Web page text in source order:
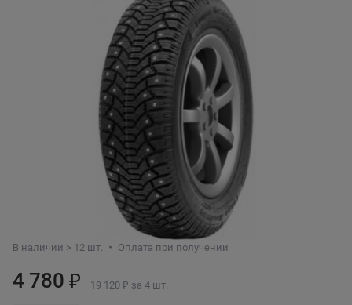
В наличии > 12 шт. Оплата при получении
4 780 ₽ 19 120 ₽ за 4 шт.